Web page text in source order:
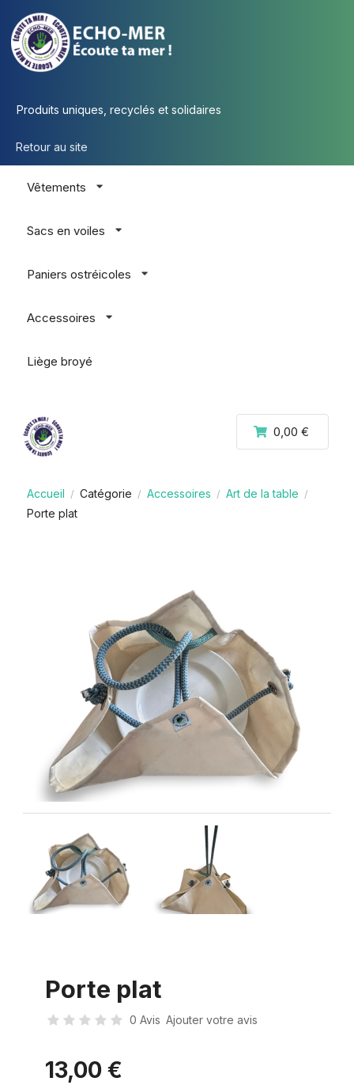
Produits uniques, recyclés et solidaires
Retour au site
Vêtements
Sacs en voiles
Paniers ostréicoles
Accessoires
Liège broyé
0,00 €
Accueil / Catégorie / Accessoires / Art de la table /
Porte plat
Porte plat
0 Avis Ajouter votre avis
13,00 €